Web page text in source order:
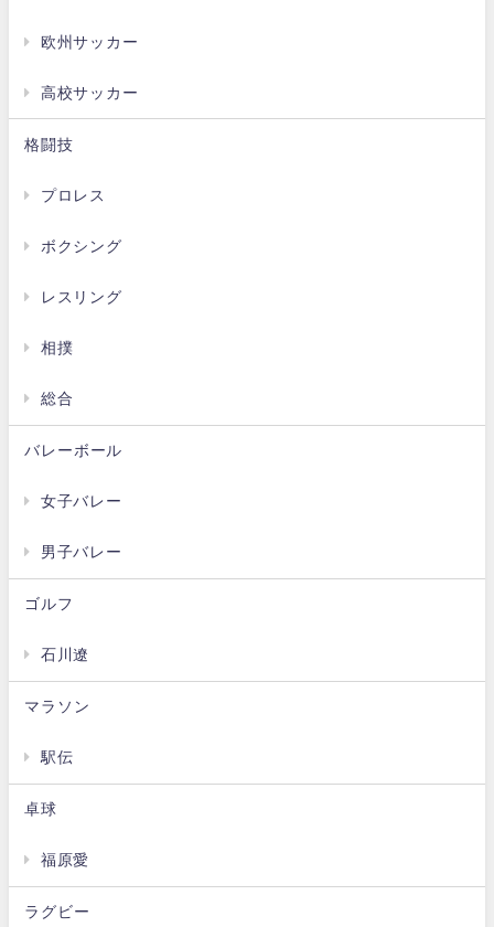
欧州サッカー
高校サッカー
格闘技
プロレス
ボクシング
レスリング
相撲
総合
バレーボール
女子バレー
男子バレー
ゴルフ
石川遼
マラソン
駅伝
卓球
福原愛
ラグビー